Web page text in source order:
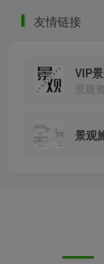
友情链接
VIP
景观
景观